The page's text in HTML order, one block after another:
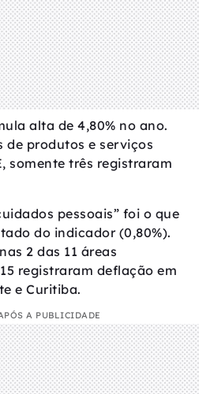
alta de 4,80% no ano.
de produtos e serviços
somente três registraram
pessoais” foi o que
do indicador (0,80%).
2 das 11 áreas
registraram deflação em
e Curitiba.
A PUBLICIDADE